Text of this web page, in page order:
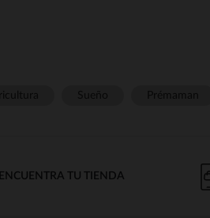
ENCUENTRA TU TIENDA